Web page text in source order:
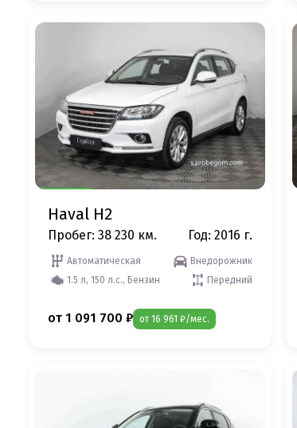
Haval H2
Пробег: 38 230 км. Год: 2016 г.
Автоматическая
Внедорожник
1.5 л, 150 л.с., Бензин
Передний
от 1 091 700 ₽ от 16 961 ₽/мес.